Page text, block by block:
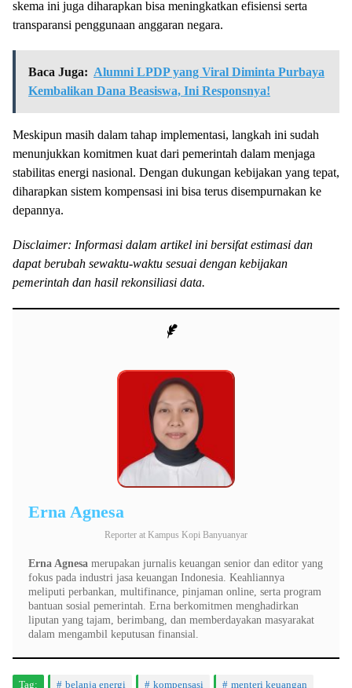
skema ini juga diharapkan bisa meningkatkan efisiensi serta
transparansi penggunaan anggaran negara.
Baca Juga: Alumni LPDP yang Viral Diminta Purbaya
Kembalikan Dana Beasiswa, Ini Responsnya!
Meskipun masih dalam tahap implementasi, langkah ini sudah
menunjukkan komitmen kuat dari pemerintah dalam menjaga
stabilitas energi nasional. Dengan dukungan kebijakan yang tepat,
diharapkan sistem kompensasi ini bisa terus disempurnakan ke
depannya.
Disclaimer: Informasi dalam artikel ini bersifat estimasi dan
dapat berubah sewaktu-waktu sesuai dengan kebijakan
pemerintah dan hasil rekonsiliasi data.
Erna Agnesa
Reporter at Kampus Kopi Banyuanyar
Erna Agnesa merupakan jurnalis keuangan senior dan editor yang
fokus pada industri jasa keuangan Indonesia. Keahliannya
meliputi perbankan, multifinance, pinjaman online, serta program
bantuan sosial pemerintah. Erna berkomitmen menghadirkan
liputan yang tajam, berimbang, dan memberdayakan masyarakat
dalam mengambil keputusan finansial.
Tag: belanja energi kompensasi menteri keuangan